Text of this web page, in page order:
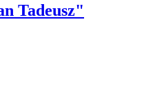
Tadeusz"